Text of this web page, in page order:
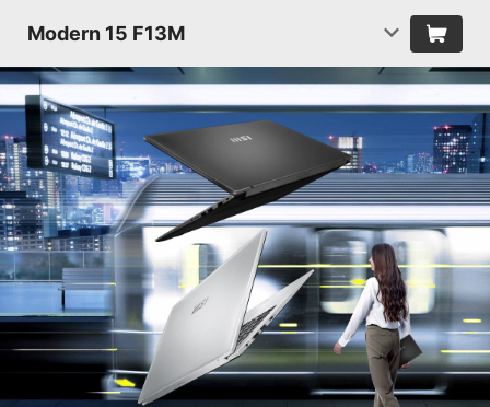
Modern 15 F13M